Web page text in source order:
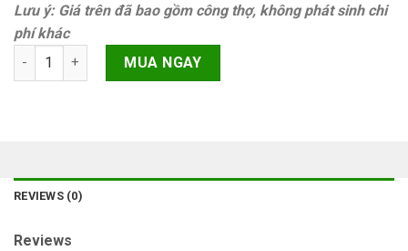
Lưu ý: Giá trên đã bao gồm công thợ, không phát sinh chi
phí khác
Đổi bút Apple Pencil Pro quantity
MUA NGAY
REVIEWS (0)
Reviews